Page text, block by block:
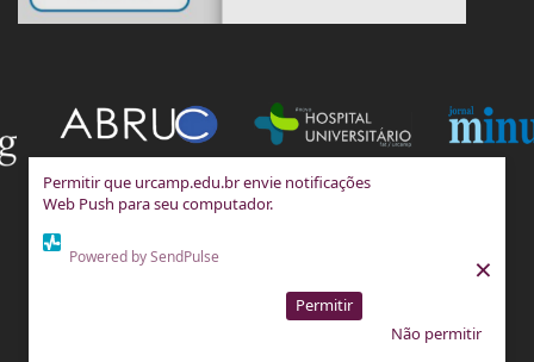
Permitir que urcamp.edu.br envie notificações
Web Push para seu computador.
Powered by SendPulse
Não permitir
Permitir
×